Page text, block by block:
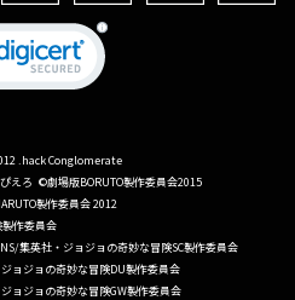
.hack Conglomerate
えろ ©劇場版BORUTO製作委員会2015
製作委員会 2012
作委員会
集英社・ジョジョの奇妙な冒険SC製作委員会
ョジョの奇妙な冒険DU製作委員会
ョジョの奇妙な冒険GW製作委員会